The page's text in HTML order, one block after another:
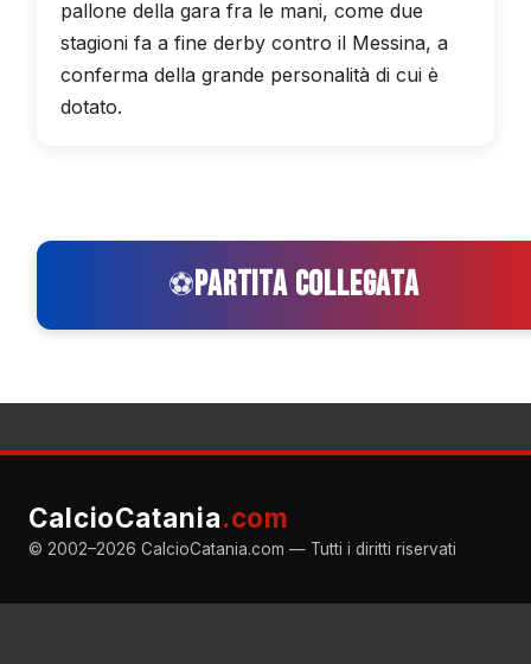
pallone della gara fra le mani, come due
stagioni fa a fine derby contro il Messina, a
conferma della grande personalità di cui è
dotato.
⚽PARTITA COLLEGATA
CalcioCatania.com
© 2002–2026 CalcioCatania.com — Tutti i diritti riservati